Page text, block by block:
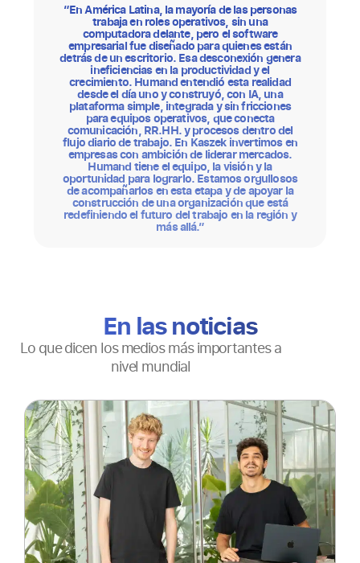
“En América Latina, la mayoría de las personas
trabaja en roles operativos, sin una
computadora delante, pero el software
empresarial fue diseñado para quienes están
detrás de un escritorio. Esa desconexión genera
ineficiencias en la productividad y el
crecimiento. Humand entendió esta realidad
desde el día uno y construyó, con IA, una
plataforma simple, integrada y sin fricciones
para equipos operativos, que conecta
comunicación, RR.HH. y procesos dentro del
flujo diario de trabajo. En Kaszek invertimos en
empresas con ambición de liderar mercados.
Humand tiene el equipo, la visión y la
oportunidad para lograrlo. Estamos orgullosos
de acompañarlos en esta etapa y de apoyar la
construcción de una organización que está
redefiniendo el futuro del trabajo en la región y
más allá.”
En las noticias
Lo que dicen los medios más importantes a
nivel mundial